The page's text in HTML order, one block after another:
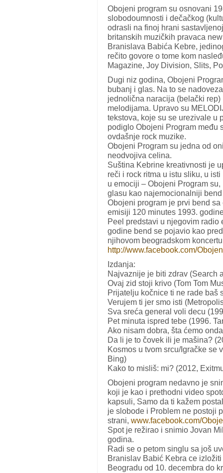
Obojeni program su osnovani
slobodoumnosti i dečačkog
odrasli na finoj hrani
britanskih muzičkih pravaca
Branislava Babića Kebre,
rečito govore o tome kom
Magazine, Joy Division, Slits,
Dugi niz godina, Obojeni
bubanj i glas. Na to se
jednolična naracija (belački
melodijama. Upravo su
tekstova, koje su se urezivale u
podiglo Obojeni Program među
ovdašnje rock muzike.
Obojeni Program su jedna od
neodvojiva celina.
Suština Kebrine kreativnosti je
reči i rock ritma u istu sliku, u
u emociji – Obojeni Program
glasu kao najemocionalniji
Obojeni program je prvi bend
emisiji 120 minutes 1993.
Peel predstavi u njegovim
godine bend se pojavio kao
njihovom beogradskom
http://www.facebook.com/
Izdanja:
Najvaznije je biti zdrav (Search
Ovaj zid stoji krivo (Tom Tom
Prijatelju kočnice ti ne rade baš
Verujem ti jer smo isti
Sva sreća general voli decu
Pet minuta ispred tebe (1996.
Ako nisam dobra, šta ćemo
Da li je to čovek ili je mašina?
Kosmos u tvom srcu/Igračke se
Bing)
Kako to misliš: mi? (2012,
Obojeni program nedavno je
koji je kao i prethodni video
kapsuli, Samo da ti kažem
je slobode i Problem ne postoji
strani, www.facebook.com/
Spot je režirao i snimio Jovan
godina.
Radi se o petom singlu sa još
Branislav Babić Kebra ce
Beogradu od 10. decembra do